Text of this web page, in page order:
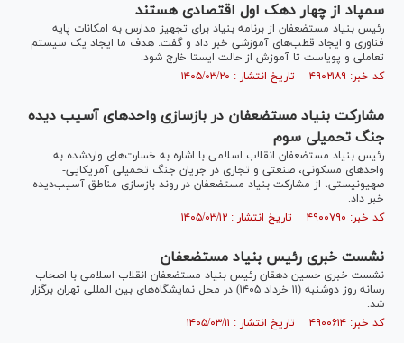
سمپاد از چهار دهک اول اقتصادی هستند
رئیس بنیاد مستضعفان از برنامه بنیاد برای تجهیز مدارس به امکانات پایه
فناوری و ایجاد قطب‌های آموزشی خبر داد و گفت: هدف ما ایجاد یک سیستم
تعاملی و پویاست تا آموزش از حالت ایستا خارج شود.
کد خبر: ۴۹۰۲۱۸۹ تاریخ انتشار : ۱۴۰۵/۰۳/۲۰
مشارکت بنیاد مستضعفان در بازسازی واحدهای آسیب دیده
جنگ تحمیلی سوم
رئیس بنیاد مستضعفان انقلاب اسلامی با اشاره به خسارت‌های واردشده به
واحد‌های مسکونی، صنعتی و تجاری در جریان جنگ تحمیلی آمریکایی-
صهیونیستی، از مشارکت بنیاد مستضعفان در روند بازسازی مناطق آسیب‌دیده
خبر داد.
کد خبر: ۴۹۰۰۷۹۰ تاریخ انتشار : ۱۴۰۵/۰۳/۱۲
نشست خبری رئیس بنیاد مستضعفان
نشست خبری حسین دهقان رئیس بنیاد مستضعفان انقلاب اسلامی با اصحاب
رسانه روز دوشنبه (۱۱ خرداد ۱۴۰۵) در محل نمایشگاه‌های بین المللی تهران برگزار
شد.
کد خبر: ۴۹۰۰۶۱۴ تاریخ انتشار : ۱۴۰۵/۰۳/۱۱